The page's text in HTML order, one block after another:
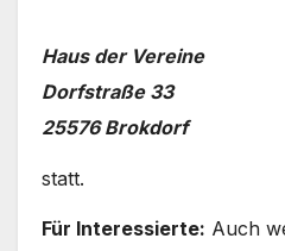
Haus der Vereine
Dorfstraße 33
25576 Brokdorf
statt.
Für Interessierte: Auch